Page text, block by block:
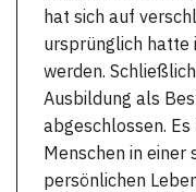
hat sich auf
ursprünglich hatte
werden.
Ausbildung als
abgeschlossen.
Menschen in einer
persönlichen